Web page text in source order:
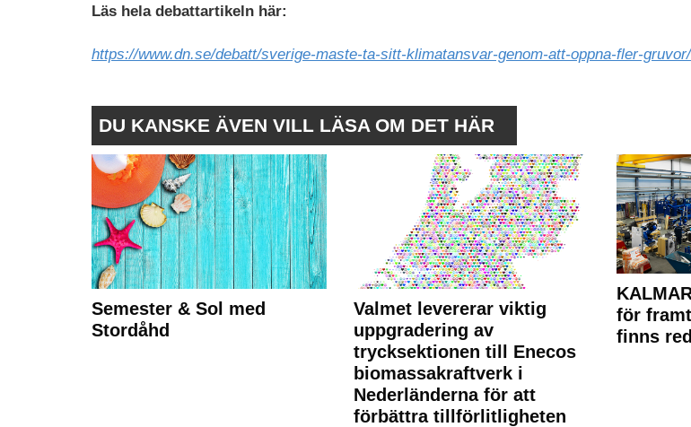
Läs hela debattartikeln här:
https://www.dn.se/debatt/sverige-maste-ta-sitt-klimatansvar-genom-att-oppna-fler-gruvor/
DU KANSKE ÄVEN VILL LÄSA OM DET HÄR
Semester & Sol med
Stordåhd
Valmet levererar viktig
uppgradering av
trycksektionen till Enecos
biomassakraftverk i
Nederländerna för att
förbättra tillförlitligheten
för
finns